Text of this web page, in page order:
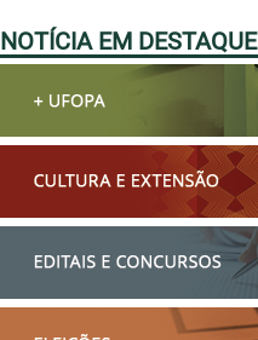
NOTÍCIA EM DESTAQUE